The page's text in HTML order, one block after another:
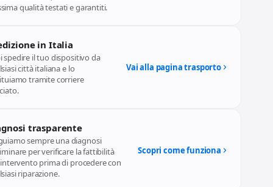
qualità testati e garantiti.
in Italia
spedire il tuo dispositivo da
città italiana e lo
tramite corriere
Vai alla pagina trasporto
trasparente
sempre una diagnosi
per verificare la fattibilità
prima di procedere con
riparazione.
Scopri come funziona